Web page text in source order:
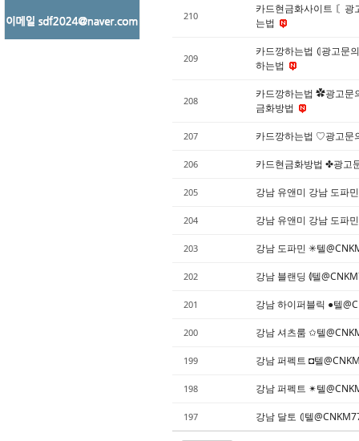
210
카드현금화사이트 〘광
는법
209
카드깡하는법 ⦇광고문
하는법
208
카드깡하는법 ✿광고문
금화방법
207 카드깡하는법 ♡광고문
206 카드현금화방법 ✤광고
205 강남 유앤미 강남 도파민
204 강남 유앤미 강남 도파민
203 강남 도파민 ✳텔
202 강남 블랜딩 ⦉텔
201 강남 하이퍼블릭 ●텔
200 강남 셔츠룸 ✩텔
199 강남 퍼펙트 ◘텔
198 강남 퍼펙트 ✴텔
197 강남 달토 ⦇텔